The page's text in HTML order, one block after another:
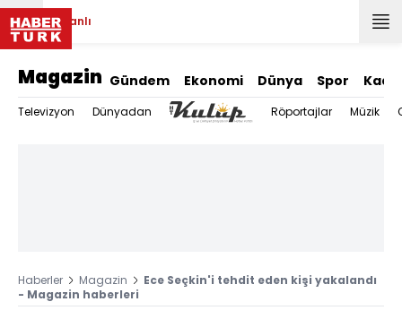
Canlı
Magazin Gündem Ekonomi Dünya Spor
Televizyon Dünyadan Röportajlar Müzik
Haberler Magazin
Ece Seçkin'i tehdit eden kişi yakalandı
- Magazin haberleri